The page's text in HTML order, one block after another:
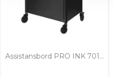
Assistansbord PRO INK 701...